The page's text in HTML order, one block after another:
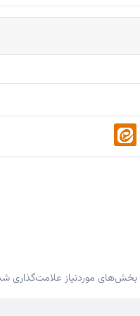
بخش‌های موردنیاز علامت‌گذاری